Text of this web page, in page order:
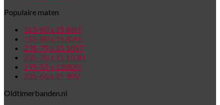
Populaire maten
165-80 x 15 86H
155-80 x 15 82H
235-75 x 15 105T
235-70 x 15 103H
195-55 x 13 80H
235-60 x 15 98V
Oldtimerbanden.nl